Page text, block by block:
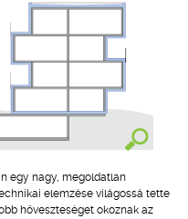
egy nagy, megoldatlan
elemzése világossá tette
hőveszteséget okoznak az